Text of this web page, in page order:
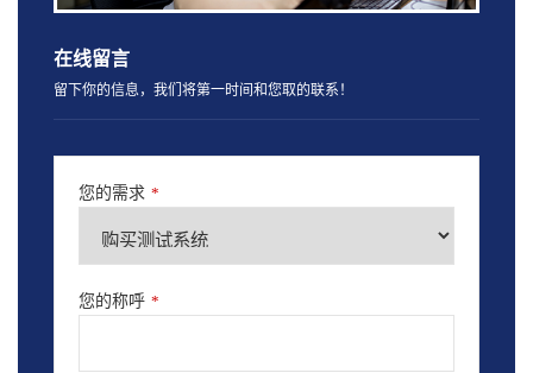
在线留言
留下你的信息，我们将第一时间和您取的联系！
您的需求 *
您的称呼 *